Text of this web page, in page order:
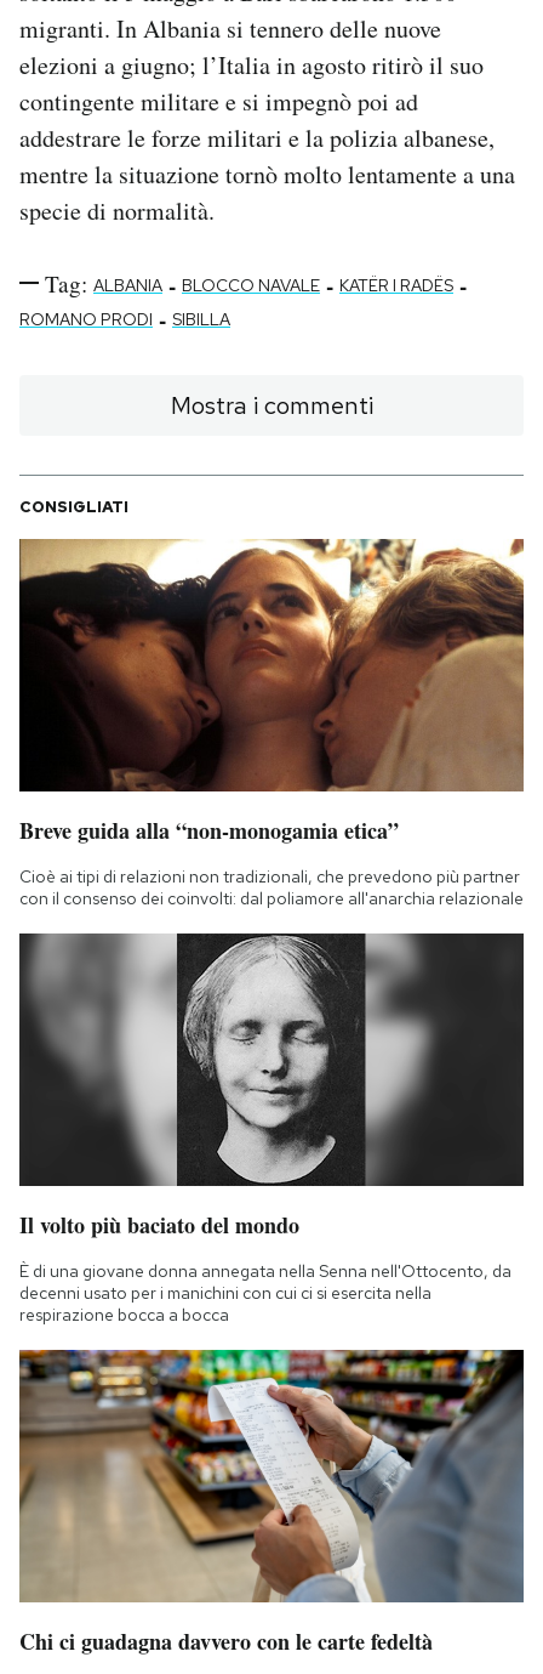
migranti. In Albania si tennero delle nuove
elezioni a giugno; l’Italia in agosto ritirò il suo
contingente militare e si impegnò poi ad
addestrare le forze militari e la polizia albanese,
mentre la situazione tornò molto lentamente a una
specie di normalità.
Tag: ALBANIA - BLOCCO NAVALE - KATËR I RADËS -
ROMANO PRODI - SIBILLA
Mostra i commenti
CONSIGLIATI
Breve guida alla “non-monogamia etica”
Cioè ai tipi di relazioni non tradizionali, che prevedono più partner
con il consenso dei coinvolti: dal poliamore all'anarchia relazionale
Il volto più baciato del mondo
È di una giovane donna annegata nella Senna nell'Ottocento, da
decenni usato per i manichini con cui ci si esercita nella
respirazione bocca a bocca
Chi ci guadagna davvero con le carte fedeltà